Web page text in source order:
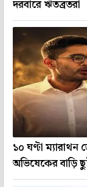
দরবারে ঋতব্রতরা
১০ ঘণ্টা
অভিষেকের বাড়ি